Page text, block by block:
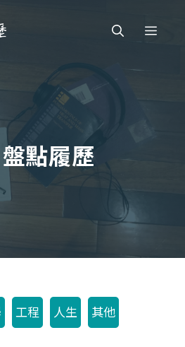
Menu
盤點履歷
工程 人生 其他